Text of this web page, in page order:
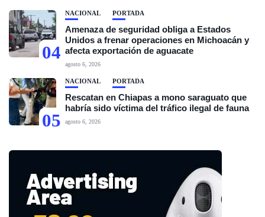
04
NACIONAL PORTADA
Amenaza de seguridad obliga a Estados
Unidos a frenar operaciones en Michoacán y
afecta exportación de aguacate
agosto 6, 2026
05
NACIONAL PORTADA
Rescatan en Chiapas a mono saraguato que
habría sido víctima del tráfico ilegal de fauna
agosto 6, 2026